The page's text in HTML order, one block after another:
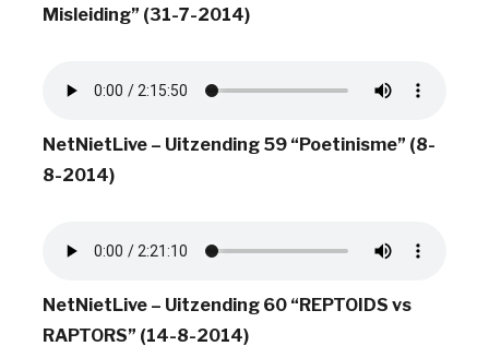
Misleiding” (31-7-2014)
NetNietLive – Uitzending 59 “Poetinisme” (8-
8-2014)
NetNietLive – Uitzending 60 “REPTOIDS vs
RAPTORS” (14-8-2014)